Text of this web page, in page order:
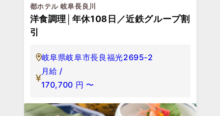
都ホテル 岐阜長良川
洋食調理│年休108日／近鉄グループ割
引
岐阜県岐阜市長良福光2695-2
月給 /
170,700 円 〜